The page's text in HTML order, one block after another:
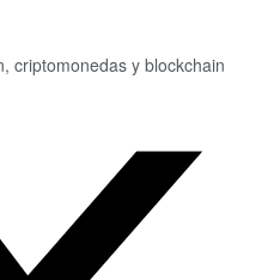
criptomonedas y blockchain